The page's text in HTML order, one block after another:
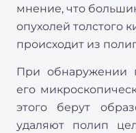
мнение, что
опухолей толстого
происходит из
При обнаружении
его
этого берут
удаляют полип